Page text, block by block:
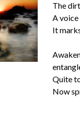
The
A voice
It
Quite
Now